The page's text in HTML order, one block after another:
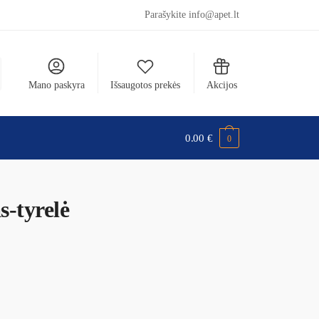
Parašykite info@apet.lt
Mano paskyra Išsaugotos prekės Akcijos
0.00€ 0
tyrelė